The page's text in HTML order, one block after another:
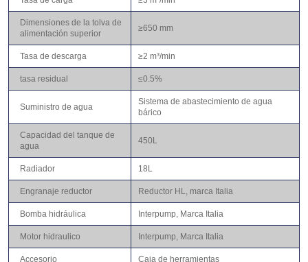
Dimensiones de la tolva de
alimentación superior
≥650 mm
Tasa de descarga ≥2 m³/min
tasa residual ≤0.5%
Suministro de agua
Sistema de abastecimiento de agua
bárico
Capacidad del tanque de
agua
450L
Radiador 18L
Engranaje reductor Reductor HL, marca Italia
Bomba hidráulica Interpump, Marca Italia
Motor hidraulico Interpump, Marca Italia
Accesorio Caja de herramientas